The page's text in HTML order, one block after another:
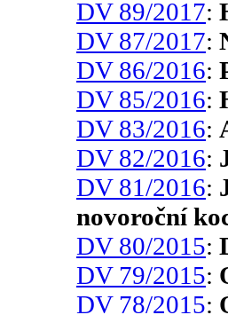
DV 89/2017:
DV 87/2017:
DV 86/2016:
DV 85/2016:
DV 83/2016:
DV 82/2016:
DV 81/2016:
novoroční
DV 80/2015:
DV 79/2015:
DV 78/2015: